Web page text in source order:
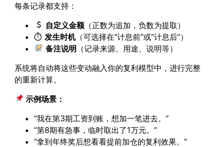
每条记录都支持：
自定义金额 （正数为追加，负数为提取）
⏱发生时机（可选择在“计息前”或“计息后”）
备注说明 （记录来源、用途、说明等）
系统将自动将这些变动融入你的复利模型中，进行完整
的重新计算。
示例场景：
“我在第3期工资到账，想加一笔进去。”
“第8期有急事，临时取出了1万元。”
“拿到年终奖后想看看提前加仓的复利效果。”